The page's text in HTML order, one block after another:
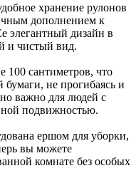
хранение рулонов
дополнением к
элегантный дизайн в
и чистый вид.
100 сантиметров, что
бумаги, не прогибаясь и
важно для людей с
подвижностью.
ершом для уборки,
вы можете
комнате без особых